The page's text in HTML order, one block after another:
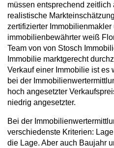
müssen entsprechend
realistische
zertifizierter
immobilienbewährter weiß
Team von von Stosch
Immobilie marktgerecht
Verkauf einer Immobilie ist es
bei der
hoch angesetzter
niedrig angesetzter.
Bei der
verschiedenste Kriterien:
die Lage. Aber auch Baujahr